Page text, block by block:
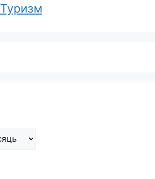
Туризм